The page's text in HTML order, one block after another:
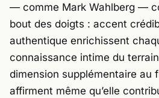
— comme Mark Wahlberg —
bout des doigts : accent
authentique enrichissent
connaissance intime du
dimension supplémentaire au
affirment même qu’elle